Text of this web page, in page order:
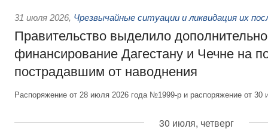
31 июля 2026, Чрезвычайные ситуации и ликвидация их
Правительство выделило
финансирование Дагестану и Чечне на
пострадавшим от наводнения
Распоряжение от 28 июля 2026 года №1999-р и распоряжение от
30 июля, четверг